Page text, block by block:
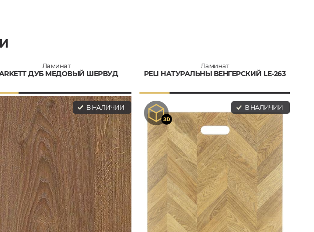
Ламинат
ДУБ МЕДОВЫЙ ШЕРВУД
В НАЛИЧИИ
Ламинат
PELI НАТУРАЛЬНЫ ВЕНГЕРСКИЙ LE-263
В НАЛИЧИИ